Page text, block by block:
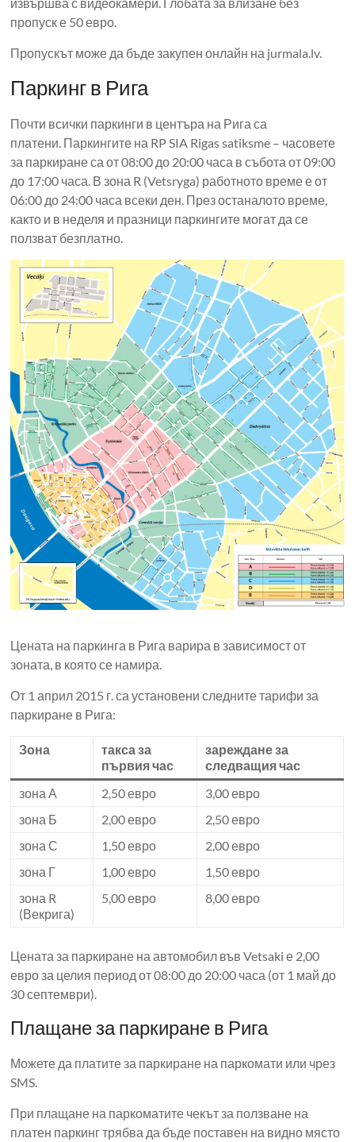
пропуск е 50 евро.
Пропускът може да бъде закупен онлайн на jurmala.lv.
Паркинг в Рига
Почти всички паркинги в центъра на Рига са
платени. Паркингите на RP SIA Rigas satiksme – часовете
за паркиране са от 08:00 до 20:00 часа в събота от 09:00
до 17:00 часа. В зона R (Vetsryga) работното време е от
06:00 до 24:00 часа всеки ден. През останалото време,
както и в неделя и празници паркингите могат да се
ползват безплатно.
Цената на паркинга в Рига варира в зависимост от
зоната, в която се намира.
От 1 април 2015 г. са установени следните тарифи за
паркиране в Рига:
Зона
такса за
първия час
зареждане за
следващия час
зона А
2,50 евро
3,00 евро
зона Б
2,00 евро
2,50 евро
зона С
1,50 евро
2,00 евро
зона Г
1,00 евро
1,50 евро
зона R
(Векрига)
5,00 евро 8,00 евро
Цената за паркиране на автомобил във Vetsaki е 2,00
евро за целия период от 08:00 до 20:00 часа (от 1 май до
30 септември).
Плащане за паркиране в Рига
Можете да платите за паркиране на паркомати или чрез
SMS.
При плащане на паркоматите чекът за ползване на
платен паркинг трябва да бъде поставен на видно място